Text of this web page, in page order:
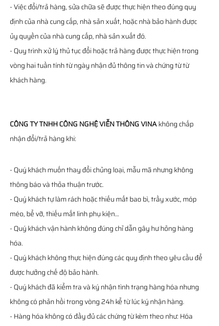
- Việc đổi/trả hàng, sửa chữa sẽ được thực hiện theo đúng quy
định của nhà cung cấp, nhà sản xuất, hoặc nhà bảo hành được
ủy quyền của nhà cung cấp, nhà sản xuất đó.
- Quy trình xử lý thủ tục đổi hoặc trả hàng được thực hiện trong
vòng hai tuần tính từ ngày nhận đủ thông tin và chứng từ từ
khách hàng.
CÔNG TY TNHH CÔNG NGHỆ VIỄN THÔNG VINAkhông chấp
nhận đổi/trả hàng khi:
- Quý khách muốn thay đổi chủng loại, mẫu mã nhưng không
thông báo và thỏa thuận trước.
- Quý khách tự làm rách hoặc thiếu mất bao bì, trầy xước, móp
méo, bể vỡ, thiếu mất linh phụ kiện…
- Quý khách vận hành không đúng chỉ dẫn gây hư hỏng hàng
hóa.
- Quý khách không thực hiện đúng các quy định theo yêu cầu để
được hưởng chế độ bảo hành.
- Quý khách đã kiểm tra và ký nhận tình trạng hàng hóa nhưng
không có phản hồi trong vòng 24h kể từ lúc ký nhận hàng.
- Hàng hóa không có đầy đủ các chứng từ kèm theo như: Hóa